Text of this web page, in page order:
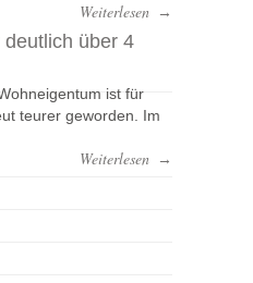
Weiterlesen →
über 4
ist für
teurer geworden. Im
Weiterlesen →